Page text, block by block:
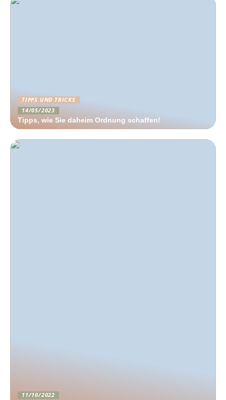
TIPPS UND TRICKS
14/05/2023
Tipps, wie Sie daheim Ordnung schaffen!
11/10/2022